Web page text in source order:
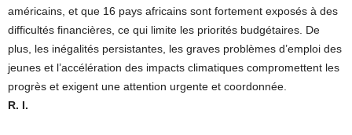
américains, et que 16 pays africains sont fortement exposés à des
difficultés financières, ce qui limite les priorités budgétaires. De
plus, les inégalités persistantes, les graves problèmes d’emploi des
jeunes et l’accélération des impacts climatiques compromettent les
progrès et exigent une attention urgente et coordonnée.
R. I.